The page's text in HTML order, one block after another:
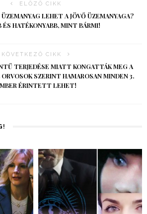
ELŐZŐ CIKK
LEHET A JÖVŐ ÜZEMANYAGA?
ÉS HATÉKONYABB, MINT BÁRMI!
KÖVETKEZŐ CIKK
TERJEDÉSE MIATT KONGATTÁK MEG A
SZERINT HAMAROSAN MINDEN 3.
ÉRINTETT LEHET!